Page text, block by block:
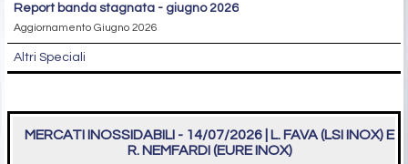
report banda stagnata - giugno 2026
Aggiornamento Giugno 2026
Altri Speciali
MERCATI INOSSIDABILI - 14/07/2026 | L. FAVA (LSI INOX) E
R. NEMFARDI (EURE INOX)